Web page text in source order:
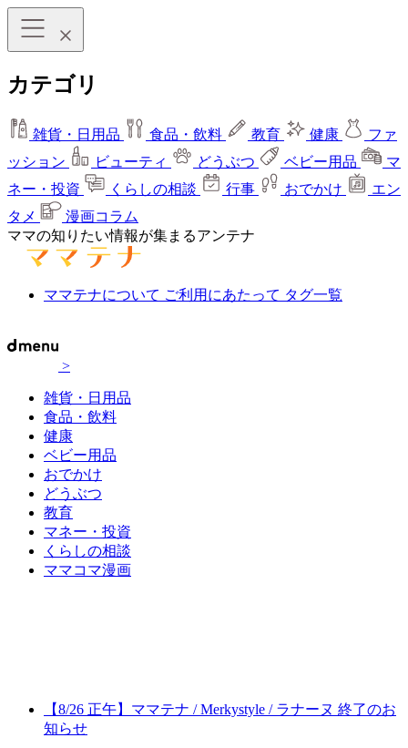
カテゴリ
雑貨・日用品 食品・飲料 教育 健康
ファ
ッション
ビューティ どうぶつ ベビー用品
マ
ネー・投資
くらしの相談 行事 おでかけ
エン
タメ
漫画コラム
ママの知りたい情報が集まるアンテナ
ママテナについて ご利用にあたって タグ一覧
>
雑貨・日用品
食品・飲料
健康
ベビー用品
おでかけ
どうぶつ
教育
マネー・投資
くらしの相談
ママコマ漫画
【8/26 正午】ママテナ / Merkystyle / ラナーヌ 終了のお
知らせ